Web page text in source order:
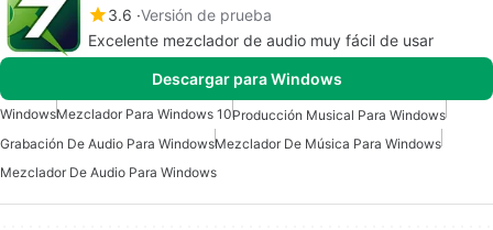
3.6 Versión de prueba
Excelente mezclador de audio muy fácil de usar
Descargar para Windows
WindowsMezclador Para Windows 10Producción Musical Para Windows
Grabación De Audio Para WindowsMezclador De Música Para Windows
Mezclador De Audio Para Windows